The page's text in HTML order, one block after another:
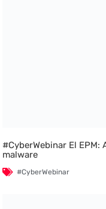
#CyberWebinar El
malware
#CyberWebinar